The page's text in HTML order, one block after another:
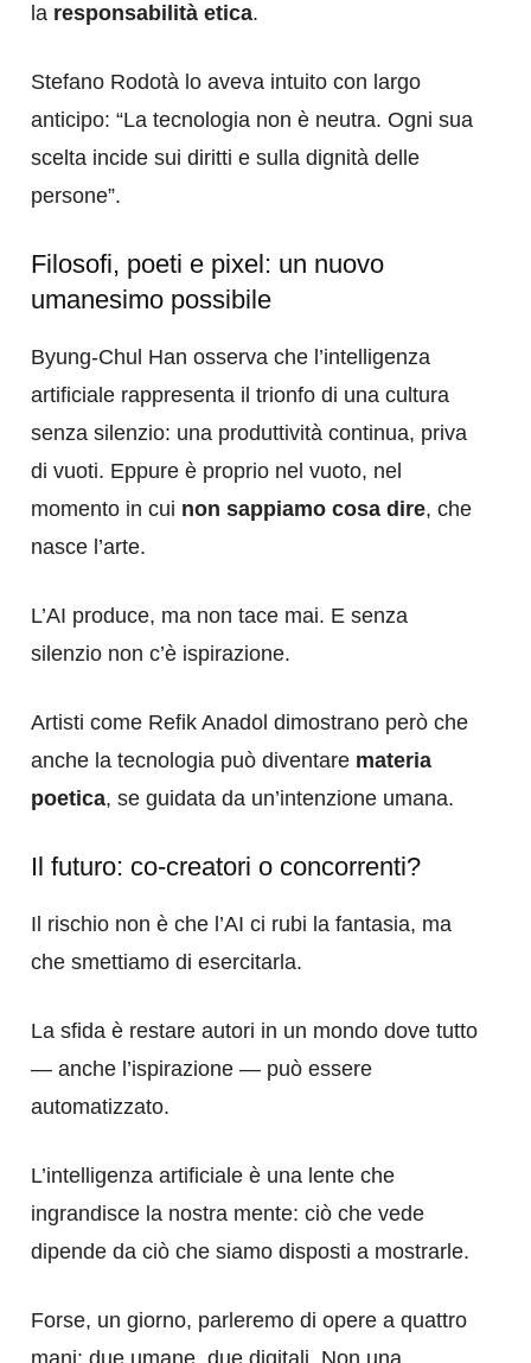
la responsabilità etica.
Stefano Rodotà lo aveva intuito con largo
anticipo: “La tecnologia non è neutra. Ogni sua
scelta incide sui diritti e sulla dignità delle
persone”.
Filosofi, poeti e pixel: un nuovo
umanesimo possibile
Byung-Chul Han osserva che l’intelligenza
artificiale rappresenta il trionfo di una cultura
senza silenzio: una produttività continua, priva
di vuoti. Eppure è proprio nel vuoto, nel
momento in cui non sappiamo cosa dire, che
nasce l’arte.
L’AI produce, ma non tace mai. E senza
silenzio non c’è ispirazione.
Artisti come Refik Anadol dimostrano però che
anche la tecnologia può diventare materia
poetica, se guidata da un’intenzione umana.
Il futuro: co-creatori o concorrenti?
Il rischio non è che l’AI ci rubi la fantasia, ma
che smettiamo di esercitarla.
La sfida è restare autori in un mondo dove tutto
— anche l’ispirazione — può essere
automatizzato.
L’intelligenza artificiale è una lente che
ingrandisce la nostra mente: ciò che vede
dipende da ciò che siamo disposti a mostrarle.
Forse, un giorno, parleremo di opere a quattro